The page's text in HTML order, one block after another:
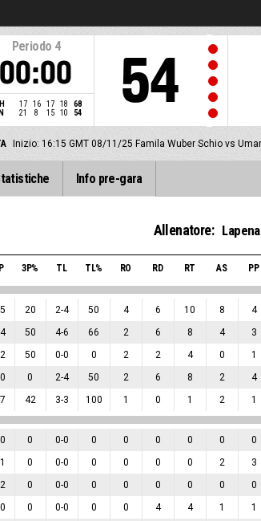
Periodo 4
00:00
17 16 17 18
68
21 8 15 10 54 54
Inizio: 16:15 GMT 08/11/25 Famila Wuber Schio vs
Info pre-gara
Allenatore:
3P% TL TL% RO RD RT AS PP
5 20 2-4 50 4 6 10 8 4
4 50 4-6 66 2 6 8 4 3
2 50 0-0 0 2 2 4 0 1
0 0 2-4 50 2 6 8 2 4
7 42 3-3 100 1 0 1 2 1
0 0 0-0 0 0 0 0 0 0
1 0 0-0 0 0 0 0 2 3
2 0 0-0 0 0 0 0 0 0
0 0 0-0 0 0 4 4 1 1